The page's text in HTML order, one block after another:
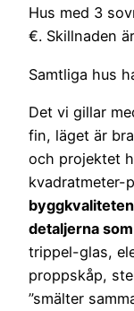
Hus med 3
€. Skillnaden
Samtliga hus
Det vi gillar
fin, läget är
och projektet
kvadratmeter-
detaljerna
trippel-glas,
proppskåp,
”smälter